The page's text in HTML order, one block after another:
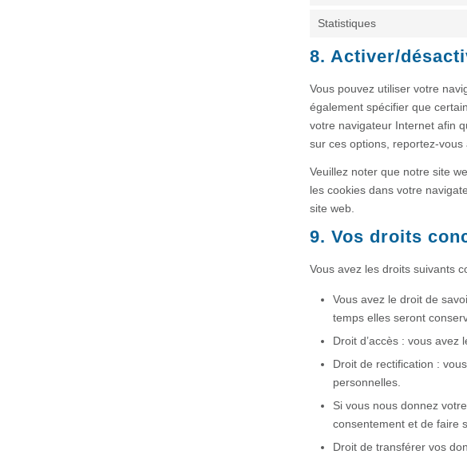
Statistiques
8. Activer/
Vous pouvez utiliser votre
également spécifier que
votre navigateur Internet afin
sur ces options, reportez-vous
Veuillez noter que notre site
les cookies dans votre
site web.
9. Vos droits
Vous avez les droits suivants
Vous avez le droit de
temps elles seront
Droit d’accès : vous avez
Droit de rectification :
personnelles.
Si vous nous donnez
consentement et de faire
Droit de transférer vos